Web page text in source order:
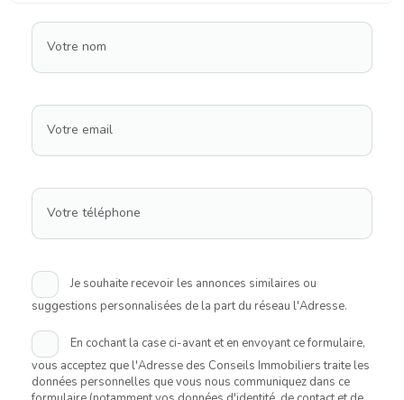
Votre nom
Votre email
Votre téléphone
Je souhaite recevoir les annonces similaires ou
suggestions personnalisées de la part du réseau l'Adresse.
En cochant la case ci-avant et en envoyant ce formulaire,
vous acceptez que l'Adresse des Conseils Immobiliers traite les
données personnelles que vous nous communiquez dans ce